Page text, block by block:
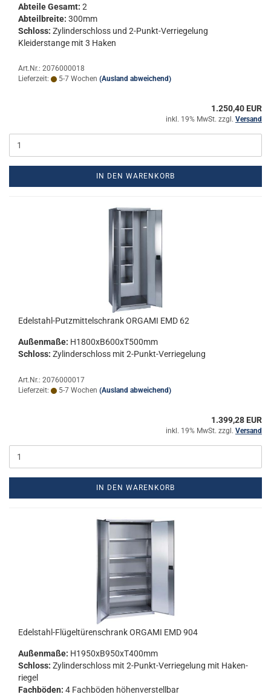
Ab­tei­le Ge­samt: 2
Ab­teil­brei­te: 300mm
Schloss: Zy­lin­der­schloss und 2-​Punkt-Verriegelung
Klei­der­stan­ge mit 3 Haken
Art.Nr.: 2076000018
Lieferzeit:
5-7 Wochen (Ausland abweichend)
1.250,40 EUR
inkl. 19% MwSt. zzgl. Versand
IN DEN WARENKORB
Edelstahl-​​Putz­mit­tel­schrank OR­GA­MI EMD 62
Au­ßen­ma­ße: H1800xB600xT500mm
Schloss: Zy­lin­der­schloss mit 2-​Punkt-Verriegelung
Art.Nr.: 2076000017
Lieferzeit:
5-7 Wochen (Ausland abweichend)
1.399,28 EUR
inkl. 19% MwSt. zzgl. Versand
IN DEN WARENKORB
Edelstahl-​​Flü­gel­tü­ren­schrank OR­GA­MI EMD 904
Au­ßen­ma­ße: H1950xB950xT400mm
Schloss: Zy­lin­der­schloss mit 2-​Punkt-Verriegelung mit Ha­ken­
rie­gel
Fach­bö­den: 4 Fach­bö­den hö­hen­ver­stell­bar